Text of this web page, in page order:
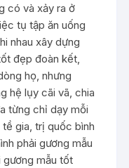
có và xảy ra ở
tụ tập ăn uống
nhau xây dựng
đẹp đoàn kết,
họ, nhưng
hệ lụy cãi vã, chia
từng chỉ dạy mỗi
gia, trị quốc bình
phải gương mẫu
gương mẫu tốt